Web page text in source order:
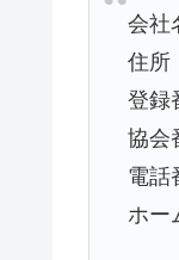
会社
住所
登録
協会
電話
ホー